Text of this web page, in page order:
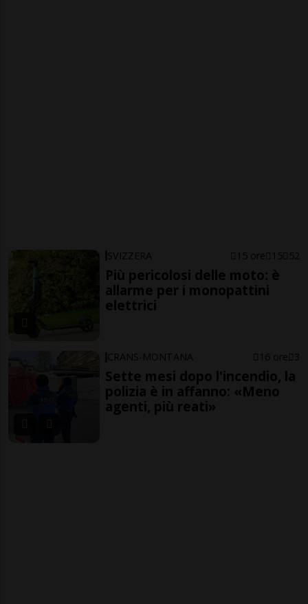
SVIZZERA 15 ore 15 52
Più pericolosi delle moto: è
allarme per i monopattini
elettrici
CRANS-MONTANA 16 ore 3
Sette mesi dopo l'incendio, la
polizia è in affanno: «Meno
agenti, più reati»